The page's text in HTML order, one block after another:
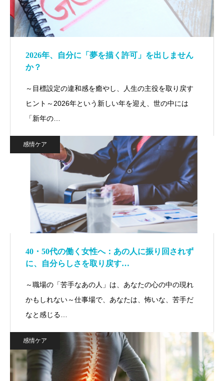
2026年、自分に「夢を描く許可」を出しません
か？
～目標設定の違和感を癒やし、人生の主役を取り戻す
ヒント～2026年という新しい年を迎え、世の中には
「新年の…
感情ケア
40・50代の働く女性へ：あの人に振り回されず
に、自分らしさを取り戻す…
～職場の「苦手なあの人」は、あなたの心の中の現れ
かもしれない～仕事場で、あなたは、怖いな、苦手だ
なと感じる…
感情ケア